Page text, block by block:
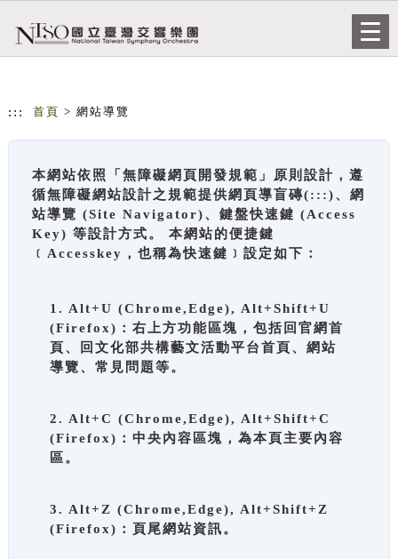
::: 首頁 > 網站導覽
本網站依照「無障礙網頁開發規範」原則設計，遵
循無障礙網站設計之規範提供網頁導盲磚(:::)、網
站導覽 (Site Navigator)、鍵盤快速鍵 (Access
Key) 等設計方式。 本網站的便捷鍵
﹝Accesskey，也稱為快速鍵﹞設定如下：
1. Alt+U (Chrome,Edge), Alt+Shift+U
(Firefox)：右上方功能區塊，包括回官網首
頁、回文化部共構藝文活動平台首頁、網站
導覽、常見問題等。
2. Alt+C (Chrome,Edge), Alt+Shift+C
(Firefox)：中央內容區塊，為本頁主要內容
區。
3. Alt+Z (Chrome,Edge), Alt+Shift+Z
(Firefox)：頁尾網站資訊。